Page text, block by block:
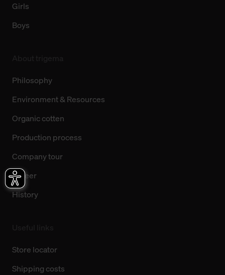
Girls
Boys
Philosophy
Environment & Resources
Organic cotten
Production process
Company tour
Career
History
Store locator
Shipping costs